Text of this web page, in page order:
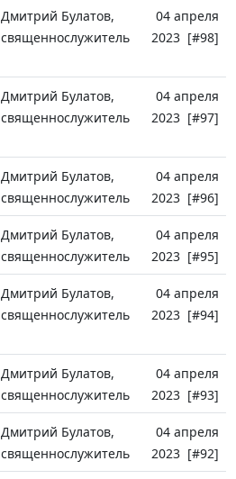
Дмитрий Булатов,
священнослужитель
04 апреля
2023 [#98]
Дмитрий Булатов,
священнослужитель
04 апреля
2023 [#97]
Дмитрий Булатов,
священнослужитель
04 апреля
2023 [#96]
Дмитрий Булатов,
священнослужитель
04 апреля
2023 [#95]
Дмитрий Булатов,
священнослужитель
04 апреля
2023 [#94]
Дмитрий Булатов,
священнослужитель
04 апреля
2023 [#93]
Дмитрий Булатов,
священнослужитель
04 апреля
2023 [#92]